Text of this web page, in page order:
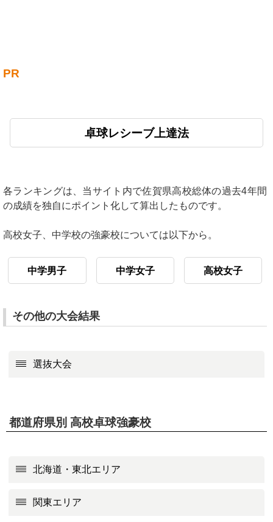
PR
卓球レシーブ上達法
各ランキングは、当サイト内で佐賀県高校総体の過去4年間
の成績を独自にポイント化して算出したものです。
高校女子、中学校の強豪校については以下から。
中学男子 中学女子 高校女子
その他の大会結果
選抜大会
都道府県別 高校卓球強豪校
北海道・東北エリア
関東エリア